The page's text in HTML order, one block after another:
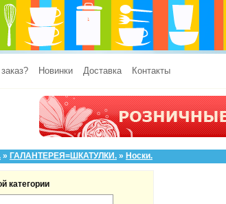
Новинки Доставка Контакты
» ГАЛАНТЕРЕЯ=ШКАТУЛКИ. » Носки.
категории